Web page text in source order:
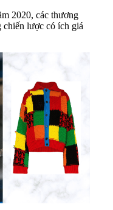
2020, các thương
chiến lược có ích giá